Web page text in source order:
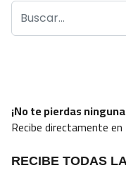
Buscar:
¡No te pierdas
Recibe directamente
RECIBE TODAS